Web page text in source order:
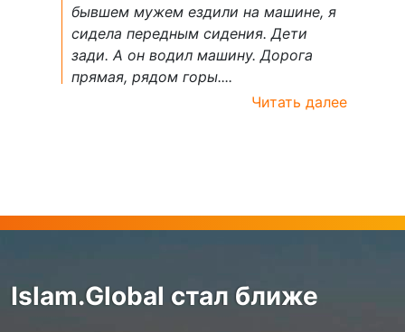
бывшем мужем ездили на машине, я
сидела передным сидения. Дети
зади. А он водил машину. Дорога
прямая, рядом горы....
Читать далее
Islam.Global стал ближе